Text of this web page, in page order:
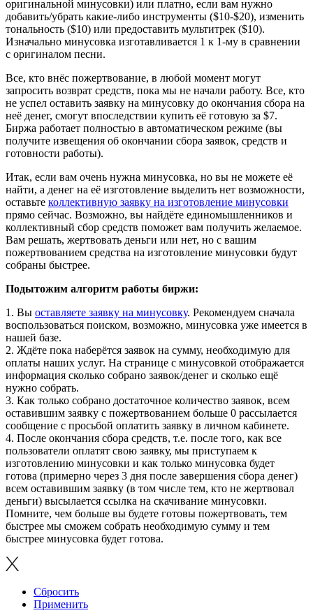
оригинальной минусовки) или платно, если вам нужно
добавить/убрать какие-либо инструменты ($10-$20), изменить
тональность ($10) или предоставить мультитрек ($10).
Изначально минусовка изготавливается 1 к 1-му в сравнении
с оригиналом песни.
Все, кто внёс пожертвование, в любой момент могут
запросить возврат средств, пока мы не начали работу. Все, кто
не успел оставить заявку на минусовку до окончания сбора на
неё денег, смогут впоследствии купить её готовую за $7.
Биржа работает полностью в автоматическом режиме (вы
получите извещения об окончании сбора заявок, средств и
готовности работы).
Итак, если вам очень нужна минусовка, но вы не можете её
найти, а денег на её изготовление выделить нет возможности,
оставьте коллективную заявку на изготовление минусовки
прямо сейчас. Возможно, вы найдёте единомышленников и
коллективный сбор средств поможет вам получить желаемое.
Вам решать, жертвовать деньги или нет, но с вашим
пожертвованием средства на изготовление минусовки будут
собраны быстрее.
Подытожим алгоритм работы биржи:
1. Вы оставляете заявку на минусовку. Рекомендуем сначала
воспользоваться поиском, возможно, минусовка уже имеется в
нашей базе.
2. Ждёте пока наберётся заявок на сумму, необходимую для
оплаты наших услуг. На странице с минусовкой отображается
информация сколько собрано заявок/денег и сколько ещё
нужно собрать.
3. Как только собрано достаточное количество заявок, всем
оставившим заявку с пожертвованием больше 0 рассылается
сообщение с просьбой оплатить заявку в личном кабинете.
4. После окончания сбора средств, т.е. после того, как все
пользователи оплатят свою заявку, мы приступаем к
изготовлению минусовки и как только минусовка будет
готова (примерно через 3 дня после завершения сбора денег)
всем оставившим заявку (в том числе тем, кто не жертвовал
деньги) высылается ссылка на скачивание минусовки.
Помните, чем больше вы будете готовы пожертвовать, тем
быстрее мы сможем собрать необходимую сумму и тем
быстрее минусовка будет готова.
Сбросить
Применить